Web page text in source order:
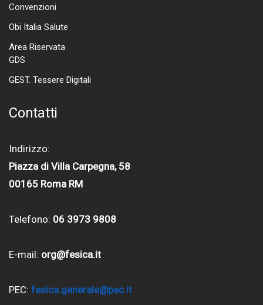
Convenzioni
Obi Italia Salute
Area Riservata
GDS
GEST. Tessere Digitali
Contatti
Indirizzo:
Piazza di Villa Carpegna, 58
00165 Roma RM
Telefono: 06 3973 9808
E-mail: org@fesica.it
PEC: fesica.generale@pec.it